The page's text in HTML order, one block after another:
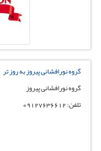
گروه نورافشانی پیروز به روز تر
گروه نورافشانی پیروز
تلفن: 09127636612